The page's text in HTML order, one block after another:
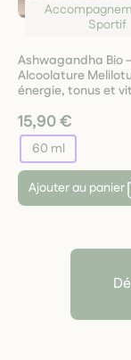
Sportif
Ashwagandha Bio
Alcoolature
énergie, tonus et
15,90 €
60 ml
Ajouter au panier